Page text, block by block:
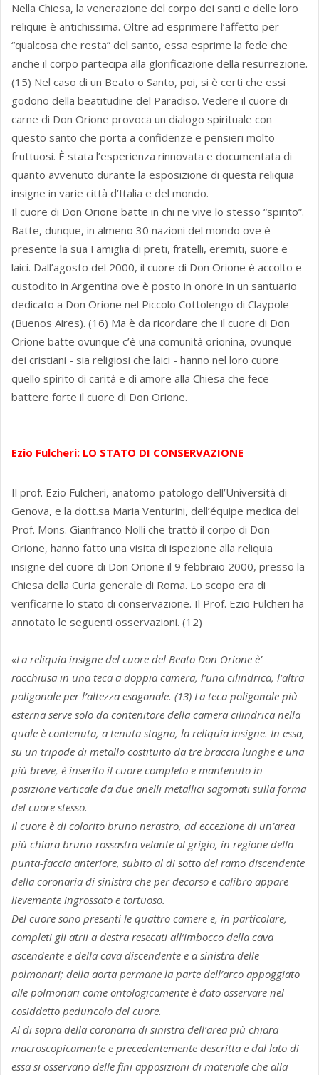
Nella Chiesa, la venerazione del corpo dei santi e delle loro
reliquie è antichissima. Oltre ad esprimere l’affetto per
“qualcosa che resta” del santo, essa esprime la fede che
anche il corpo partecipa alla glorificazione della resurrezione.
(15) Nel caso di un Beato o Santo, poi, si è certi che essi
godono della beatitudine del Paradiso. Vedere il cuore di
carne di Don Orione provoca un dialogo spirituale con
questo santo che porta a confidenze e pensieri molto
fruttuosi. È stata l’esperienza rinnovata e documentata di
quanto avvenuto durante la esposizione di questa reliquia
insigne in varie città d’Italia e del mondo.
Il cuore di Don Orione batte in chi ne vive lo stesso “spirito”.
Batte, dunque, in almeno 30 nazioni del mondo ove è
presente la sua Famiglia di preti, fratelli, eremiti, suore e
laici. Dall’agosto del 2000, il cuore di Don Orione è accolto e
custodito in Argentina ove è posto in onore in un santuario
dedicato a Don Orione nel Piccolo Cottolengo di Claypole
(Buenos Aires). (16) Ma è da ricordare che il cuore di Don
Orione batte ovunque c’è una comunità orionina, ovunque
dei cristiani - sia religiosi che laici - hanno nel loro cuore
quello spirito di carità e di amore alla Chiesa che fece
battere forte il cuore di Don Orione.
Ezio Fulcheri: LO STATO DI CONSERVAZIONE
Il prof. Ezio Fulcheri, anatomo-patologo dell’Università di
Genova, e la dott.sa Maria Venturini, dell’équipe medica del
Prof. Mons. Gianfranco Nolli che trattò il corpo di Don
Orione, hanno fatto una visita di ispezione alla reliquia
insigne del cuore di Don Orione il 9 febbraio 2000, presso la
Chiesa della Curia generale di Roma. Lo scopo era di
verificarne lo stato di conservazione. Il Prof. Ezio Fulcheri ha
annotato le seguenti osservazioni. (12)
«La reliquia insigne del cuore del Beato Don Orione è’
racchiusa in una teca a doppia camera, l’una cilindrica, l’altra
poligonale per l’altezza esagonale. (13) La teca poligonale più
esterna serve solo da contenitore della camera cilindrica nella
quale è contenuta, a tenuta stagna, la reliquia insigne. In essa,
su un tripode di metallo costituito da tre braccia lunghe e una
più breve, è inserito il cuore completo e mantenuto in
posizione verticale da due anelli metallici sagomati sulla forma
del cuore stesso.
Il cuore è di colorito bruno nerastro, ad eccezione di un’area
più chiara bruno-rossastra velante al grigio, in regione della
punta-faccia anteriore, subito al di sotto del ramo discendente
della coronaria di sinistra che per decorso e calibro appare
lievemente ingrossato e tortuoso.
Del cuore sono presenti le quattro camere e, in particolare,
completi gli atrii a destra resecati all’imbocco della cava
ascendente e della cava discendente e a sinistra delle
polmonari; della aorta permane la parte dell’arco appoggiato
alle polmonari come ontologicamente è dato osservare nel
cosiddetto peduncolo del cuore.
Al di sopra della coronaria di sinistra dell’area più chiara
macroscopicamente e precedentemente descritta e dal lato di
essa si osservano delle fini apposizioni di materiale che alla